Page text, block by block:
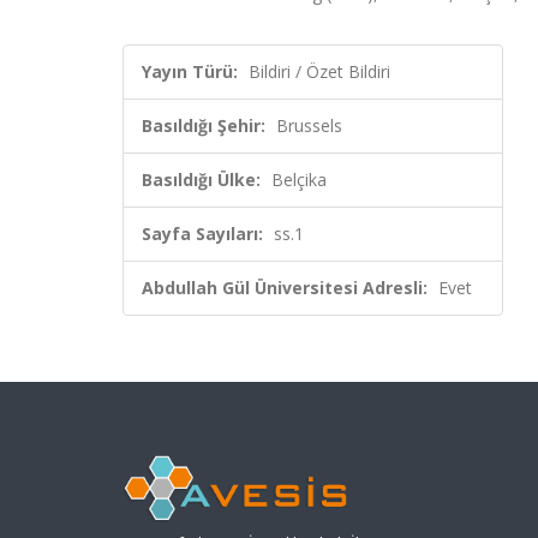
Yayın Türü: Bildiri / Özet Bildiri
Basıldığı Şehir: Brussels
Basıldığı Ülke: Belçika
Sayfa Sayıları: ss.1
Abdullah Gül Üniversitesi Adresli: Evet